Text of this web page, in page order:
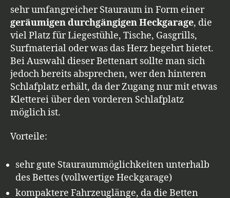
sehr umfangreicher Stauraum in Form einer
geräumigen durchgängigen Heckgarage, die
viel Platz für Liegestühle, Tische, Gasgrills,
Surfmaterial oder was das Herz begehrt bietet.
Bei Auswahl dieser Bettenart sollte man sich
jedoch bereits absprechen, wer den hinteren
Schlafplatz erhält, da der Zugang nur mit etwas
Kletterei über den vorderen Schlafplatz
möglich ist.
Vorteile:
sehr gute Stauraummöglichkeiten unterhalb
des Bettes (vollwertige Heckgarage)
kompaktere Fahrzeuglänge, da die Betten